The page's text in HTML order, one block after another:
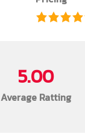
5.00
Average Ratting